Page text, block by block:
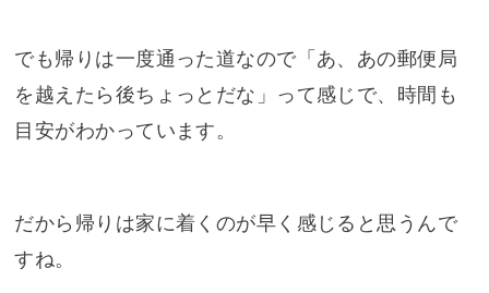
でも帰りは一度通った道なので「あ、あの郵便局
を越えたら後ちょっとだな」って感じで、時間も
目安がわかっています。
だから帰りは家に着くのが早く感じると思うんで
すね。